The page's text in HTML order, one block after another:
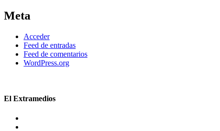
Meta
Acceder
Feed de entradas
Feed de comentarios
WordPress.org
El Extramedios